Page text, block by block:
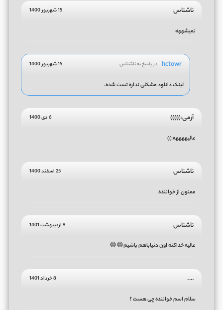
ناشناس 15 شهریور 1400
نمیشههه
hctowr در پاسخ به ناشناس 15 شهریور 1400
لینک دانلود مشکلی نداره تست شده.
آرمی:))))) 6 دی 1400
عالیههههه:))
ناشناس 25 اسفند 1400
ممنون از خواننده
ناشناس 9 اردیبهشت 1401
عالیه خداکنه اون دنیاباهم باشیم😂😂
…. 8 خرداد 1401
سلام اسم خواننده چی هست ؟